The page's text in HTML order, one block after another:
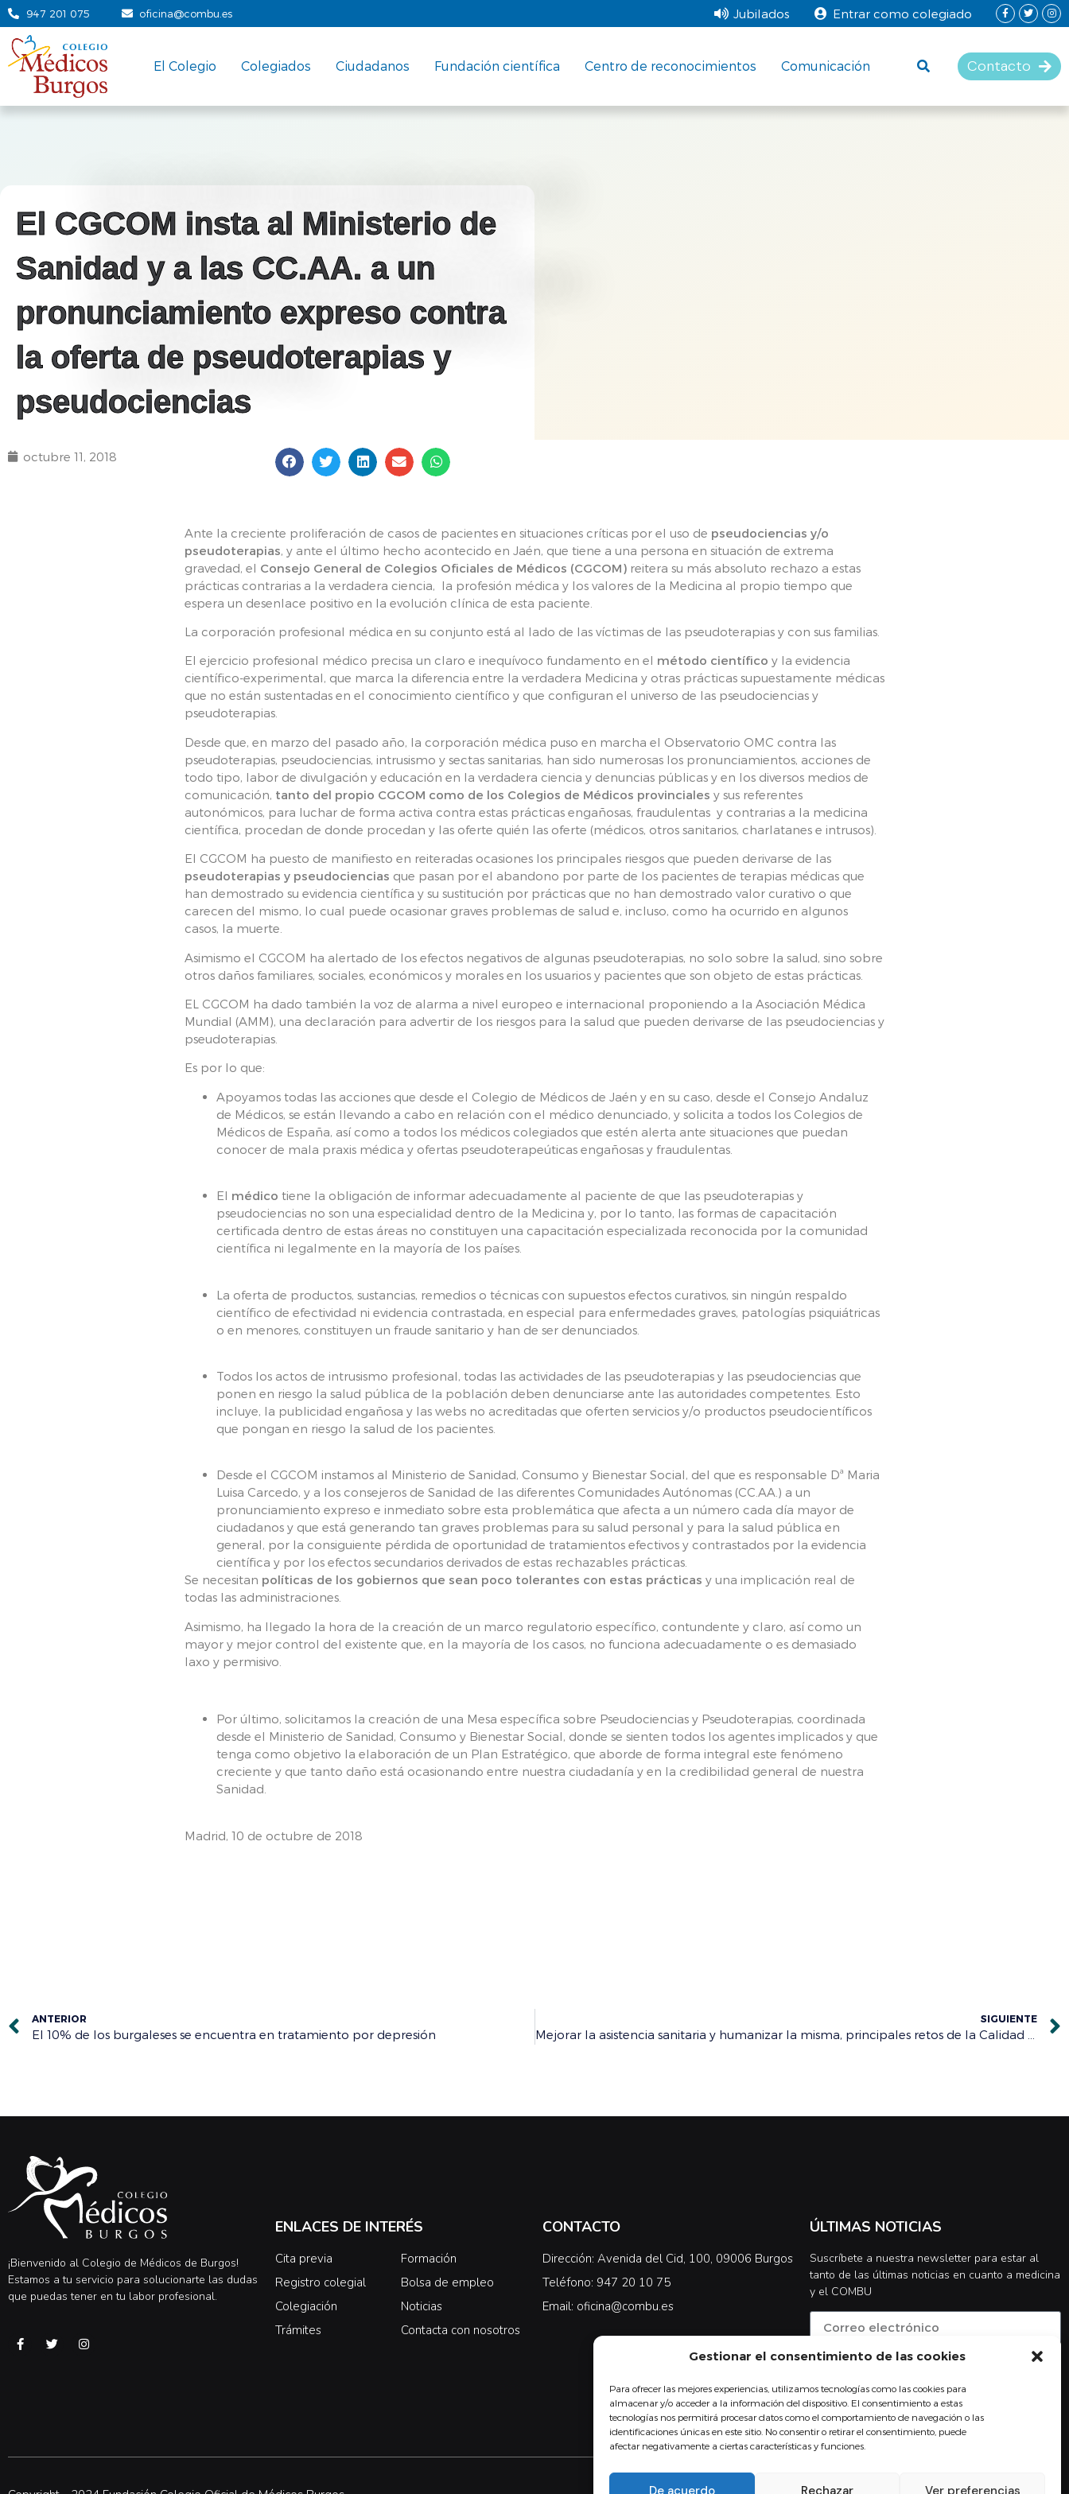
Gestionar el consentimiento de las cookies
Para ofrecer las mejores experiencias, utilizamos tecnologías como las cookies para
almacenar y/o acceder a la información del dispositivo. El consentimiento a estas
tecnologías nos permitirá procesar datos como el comportamiento de navegación o las
identificaciones únicas en este sitio. No consentir o retirar el consentimiento, puede
afectar negativamente a ciertas características y funciones.
De acuerdo Rechazar Ver preferencias
947 201 075 oficina@combu.es Jubilados Entrar como colegiado
El Colegio Colegiados Ciudadanos Fundación científica Centro de reconocimientos Comunicación Contacto
El CGCOM insta al Ministerio de
Sanidad y a las CC.AA. a un
pronunciamiento expreso contra
la oferta de pseudoterapias y
pseudociencias
octubre 11, 2018
Ante la creciente proliferación de casos de pacientes en situaciones críticas por el uso de pseudociencias y/o
pseudoterapias, y ante el último hecho acontecido en Jaén, que tiene a una persona en situación de extrema
gravedad, el Consejo General de Colegios Oficiales de Médicos (CGCOM) reitera su más absoluto rechazo a estas
prácticas contrarias a la verdadera ciencia, la profesión médica y los valores de la Medicina al propio tiempo que
espera un desenlace positivo en la evolución clínica de esta paciente.
La corporación profesional médica en su conjunto está al lado de las víctimas de las pseudoterapias y con sus familias.
El ejercicio profesional médico precisa un claro e inequívoco fundamento en el método científico y la evidencia
científico-experimental, que marca la diferencia entre la verdadera Medicina y otras prácticas supuestamente médicas
que no están sustentadas en el conocimiento científico y que configuran el universo de las pseudociencias y
pseudoterapias.
Desde que, en marzo del pasado año, la corporación médica puso en marcha el Observatorio OMC contra las
pseudoterapias, pseudociencias, intrusismo y sectas sanitarias, han sido numerosas los pronunciamientos, acciones de
todo tipo, labor de divulgación y educación en la verdadera ciencia y denuncias públicas y en los diversos medios de
comunicación, tanto del propio CGCOM como de los Colegios de Médicos provinciales y sus referentes
autonómicos, para luchar de forma activa contra estas prácticas engañosas, fraudulentas y contrarias a la medicina
científica, procedan de donde procedan y las oferte quién las oferte (médicos, otros sanitarios, charlatanes e intrusos).
El CGCOM ha puesto de manifiesto en reiteradas ocasiones los principales riesgos que pueden derivarse de las
pseudoterapias y pseudociencias que pasan por el abandono por parte de los pacientes de terapias médicas que
han demostrado su evidencia científica y su sustitución por prácticas que no han demostrado valor curativo o que
carecen del mismo, lo cual puede ocasionar graves problemas de salud e, incluso, como ha ocurrido en algunos
casos, la muerte.
Asimismo el CGCOM ha alertado de los efectos negativos de algunas pseudoterapias, no solo sobre la salud, sino sobre
otros daños familiares, sociales, económicos y morales en los usuarios y pacientes que son objeto de estas prácticas.
EL CGCOM ha dado también la voz de alarma a nivel europeo e internacional proponiendo a la Asociación Médica
Mundial (AMM), una declaración para advertir de los riesgos para la salud que pueden derivarse de las pseudociencias y
pseudoterapias.
Es por lo que:
Apoyamos todas las acciones que desde el Colegio de Médicos de Jaén y en su caso, desde el Consejo Andaluz
de Médicos, se están llevando a cabo en relación con el médico denunciado, y solicita a todos los Colegios de
Médicos de España, así como a todos los médicos colegiados que estén alerta ante situaciones que puedan
conocer de mala praxis médica y ofertas pseudoterapeúticas engañosas y fraudulentas.
El médico tiene la obligación de informar adecuadamente al paciente de que las pseudoterapias y
pseudociencias no son una especialidad dentro de la Medicina y, por lo tanto, las formas de capacitación
certificada dentro de estas áreas no constituyen una capacitación especializada reconocida por la comunidad
científica ni legalmente en la mayoría de los países.
La oferta de productos, sustancias, remedios o técnicas con supuestos efectos curativos, sin ningún respaldo
científico de efectividad ni evidencia contrastada, en especial para enfermedades graves, patologías psiquiátricas
o en menores, constituyen un fraude sanitario y han de ser denunciados.
Todos los actos de intrusismo profesional, todas las actividades de las pseudoterapias y las pseudociencias que
ponen en riesgo la salud pública de la población deben denunciarse ante las autoridades competentes. Esto
incluye, la publicidad engañosa y las webs no acreditadas que oferten servicios y/o productos pseudocientíficos
que pongan en riesgo la salud de los pacientes.
Desde el CGCOM instamos al Ministerio de Sanidad, Consumo y Bienestar Social, del que es responsable Dª Maria
Luisa Carcedo, y a los consejeros de Sanidad de las diferentes Comunidades Autónomas (CC.AA.) a un
pronunciamiento expreso e inmediato sobre esta problemática que afecta a un número cada día mayor de
ciudadanos y que está generando tan graves problemas para su salud personal y para la salud pública en
general, por la consiguiente pérdida de oportunidad de tratamientos efectivos y contrastados por la evidencia
científica y por los efectos secundarios derivados de estas rechazables prácticas.
Se necesitan políticas de los gobiernos que sean poco tolerantes con estas prácticas y una implicación real de
todas las administraciones.
Asimismo, ha llegado la hora de la creación de un marco regulatorio específico, contundente y claro, así como un
mayor y mejor control del existente que, en la mayoría de los casos, no funciona adecuadamente o es demasiado
laxo y permisivo.
Por último, solicitamos la creación de una Mesa específica sobre Pseudociencias y Pseudoterapias, coordinada
desde el Ministerio de Sanidad, Consumo y Bienestar Social, donde se sienten todos los agentes implicados y que
tenga como objetivo la elaboración de un Plan Estratégico, que aborde de forma integral este fenómeno
creciente y que tanto daño está ocasionando entre nuestra ciudadanía y en la credibilidad general de nuestra
Sanidad.
Madrid, 10 de octubre de 2018
ANTERIOR
El 10% de los burgaleses se encuentra en tratamiento por depresión
SIGUIENTE
¡Bienvenido al Colegio de Médicos de Burgos!
Estamos a tu servicio para solucionarte las dudas
que puedas tener en tu labor profesional.
ENLACES DE INTERÉS
Cita previa
Registro colegial
Colegiación
Trámites
Formación
Bolsa de empleo
Noticias
Contacta con nosotros
CONTACTO
Dirección: Avenida del Cid, 100, 09006 Burgos
Teléfono: 947 20 10 75
Email: oficina@combu.es
ÚLTIMAS NOTICIAS
Suscríbete a nuestra newsletter para estar al
tanto de las últimas noticias en cuanto a medicina
y el COMBU
Acepto lapolítica de privacidad
Suscribirse